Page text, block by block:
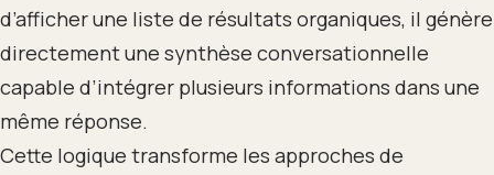
d’afficher une liste de résultats organiques, il génère
directement une synthèse conversationnelle
capable d’intégrer plusieurs informations dans une
même réponse.
Cette logique transforme les approches de